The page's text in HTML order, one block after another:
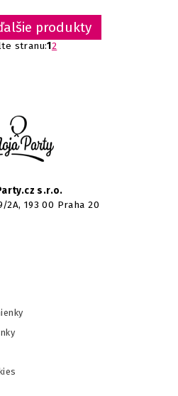
produkty
stranu:12
s.r.o.
2A, 193 00 Praha 20